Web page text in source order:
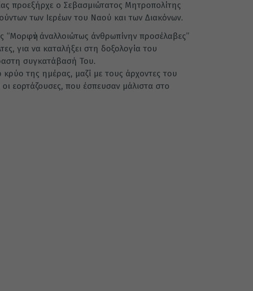
προεξήρχε ο Σεβασμιώτατος Μητροπολίτης
των Ιερέων του Ναού και των Διακόνων.
“Μορφὴν ἀναλλοιώτως ἀνθρωπίνην προσέλαβες”
για να καταλήξει στη δοξολογία του
συγκατάβασή Του.
της ημέρας, μαζί με τους άρχοντες του
οι εορτάζουσες, που έσπευσαν μάλιστα στο